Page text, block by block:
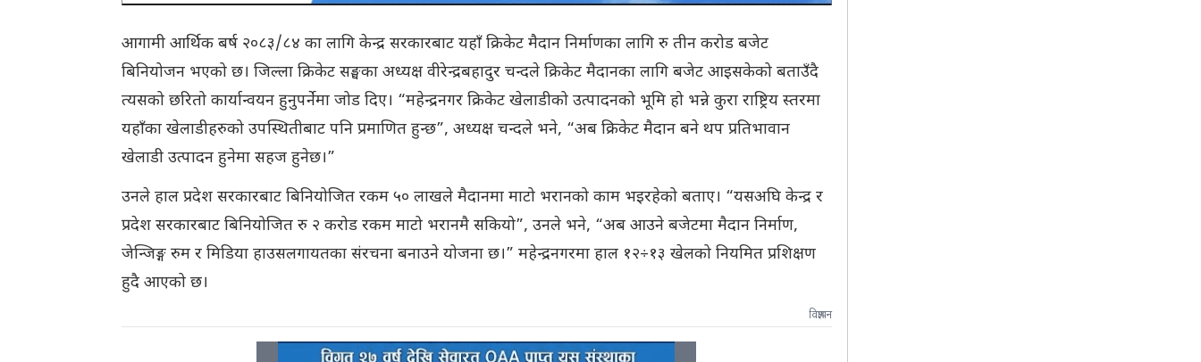
आगामी आर्थिक बर्ष २०८३/८४ का लागि केन्द्र सरकारबाट यहाँ क्रिकेट मैदान निर्माणका लागि रु तीन करोड बजेट
बिनियोजन भएको छ। जिल्ला क्रिकेट सङ्घका अध्यक्ष वीरेन्द्रबहादुर चन्दले क्रिकेट मैदानका लागि बजेट आइसकेको बताउँदै
त्यसको छरितो कार्यान्वयन हुनुपर्नेमा जोड दिए। “महेन्द्रनगर क्रिकेट खेलाडीको उत्पादनको भूमि हो भन्ने कुरा राष्ट्रिय स्तरमा
यहाँका खेलाडीहरुको उपस्थितीबाट पनि प्रमाणित हुन्छ”, अध्यक्ष चन्दले भने, “अब क्रिकेट मैदान बने थप प्रतिभावान
खेलाडी उत्पादन हुनेमा सहज हुनेछ।”
उनले हाल प्रदेश सरकारबाट बिनियोजित रकम ५० लाखले मैदानमा माटो भरानको काम भइरहेको बताए। “यसअघि केन्द्र र
प्रदेश सरकारबाट बिनियोजित रु २ करोड रकम माटो भरानमै सकियो”, उनले भने, “अब आउने बजेटमा मैदान निर्माण,
जेन्जिङ्ग रुम र मिडिया हाउसलगायतका संरचना बनाउने योजना छ।” महेन्द्रनगरमा हाल १२÷१३ खेलको नियमित प्रशिक्षण
हुदै आएको छ।
विज्ञापन